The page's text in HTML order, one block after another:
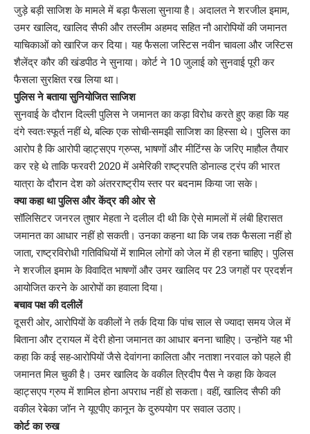
जुड़े बड़ी साजिश के मामले में बड़ा फैसला सुनाया है। अदालत ने शरजील इमाम,
उमर खालिद, खालिद सैफी और तस्लीम अहमद सहित नौ आरोपियों की जमानत
याचिकाओं को खारिज कर दिया। यह फैसला जस्टिस नवीन चावला और जस्टिस
शैलेंद्र कौर की खंडपीठ ने सुनाया। कोर्ट ने 10 जुलाई को सुनवाई पूरी कर
फैसला सुरक्षित रख लिया था।
पुलिस ने बताया सुनियोजित साजिश
सुनवाई के दौरान दिल्ली पुलिस ने जमानत का कड़ा विरोध करते हुए कहा कि यह
दंगे स्वतःस्फूर्त नहीं थे, बल्कि एक सोची-समझी साजिश का हिस्सा थे। पुलिस का
आरोप है कि आरोपी व्हाट्सएप ग्रुप्स, भाषणों और मीटिंग्स के जरिए माहौल तैयार
कर रहे थे ताकि फरवरी 2020 में अमेरिकी राष्ट्रपति डोनाल्ड ट्रंप की भारत
यात्रा के दौरान देश को अंतरराष्ट्रीय स्तर पर बदनाम किया जा सके।
क्या कहा था पुलिस और केंद्र की ओर से
सॉलिसिटर जनरल तुषार मेहता ने दलील दी थी कि ऐसे मामलों में लंबी हिरासत
जमानत का आधार नहीं हो सकती। उनका कहना था कि जब तक फैसला नहीं हो
जाता, राष्ट्रविरोधी गतिविधियों में शामिल लोगों को जेल में ही रहना चाहिए। पुलिस
ने शरजील इमाम के विवादित भाषणों और उमर खालिद पर 23 जगहों पर प्रदर्शन
आयोजित करने के आरोपों का हवाला दिया।
बचाव पक्ष की दलीलें
दूसरी ओर, आरोपियों के वकीलों ने तर्क दिया कि पांच साल से ज्यादा समय जेल में
बिताना और ट्रायल में देरी होना जमानत का आधार बनना चाहिए। उन्होंने यह भी
कहा कि कई सह-आरोपियों जैसे देवांगना कालिता और नताशा नरवाल को पहले ही
जमानत मिल चुकी है। उमर खालिद के वकील त्रिदीप पैस ने कहा कि केवल
व्हाट्सएप ग्रुप में शामिल होना अपराध नहीं हो सकता। वहीं, खालिद सैफी की
वकील रेबेका जॉन ने यूएपीए कानून के दुरुपयोग पर सवाल उठाए।
कोर्ट का रुख